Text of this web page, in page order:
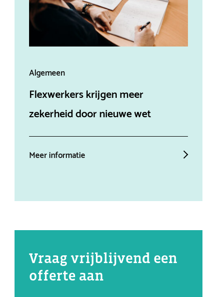
Algemeen
Flexwerkers krijgen meer
zekerheid door nieuwe wet
Meer informatie
Vraag vrijblijvend een
offerte aan